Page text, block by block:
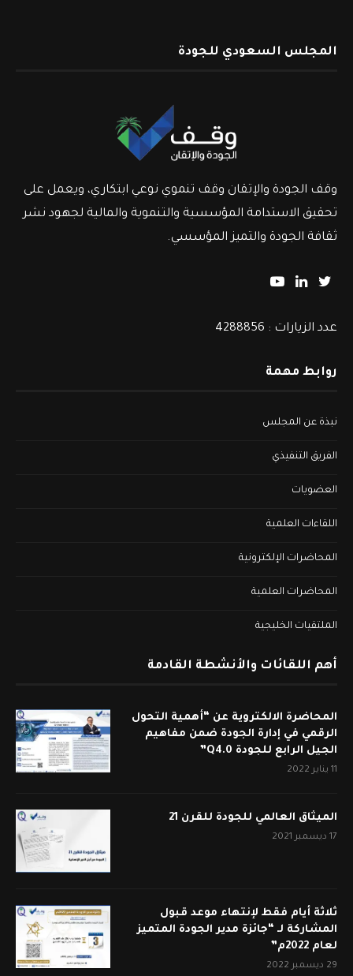
المجلس السعودي للجودة
وقف الجودة والإتقان وقف تنموي نوعي ابتكاري، ويعمل على
تحقيق الاستدامة المؤسسية والتنموية والمالية لجهود نشر
ثقافة الجودة والتميز المؤسسي.
عدد الزيارات : 4288856
روابط مهمة
نبذة عن المجلس
الفريق التنفيذي
العضويات
اللقاءات العلمية
المحاضرات الإلكترونية
المحاضرات العلمية
الملتقيات الخليجية
أهم اللقائات والأنشطة القادمة
المحاضرة الالكتروية عن “أهمية التحول
الرقمي في إدارة الجودة ضمن مفاهيم
الجيل الرابع للجودة Q4.0”
11 يناير 2022
الميثاق العالمي للجودة للقرن 21
17 ديسمبر 2021
ثلاثة أيام فقط لإنتهاء موعد قبول
المشاركة لـ “جائزة مدير الجودة المتميز
لعام 2022م”
29 ديسمبر 2022